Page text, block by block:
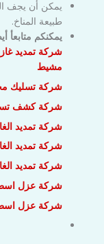
يمكن أن يجف
طبيعة المناخ.
يمكنكم متابعأ
شركة تمديد
مشيط
شركة تسليك
شركة كشف
شركة تمديد
شركة تمديد
شركة تمديد
شركة عزل
شركة عزل